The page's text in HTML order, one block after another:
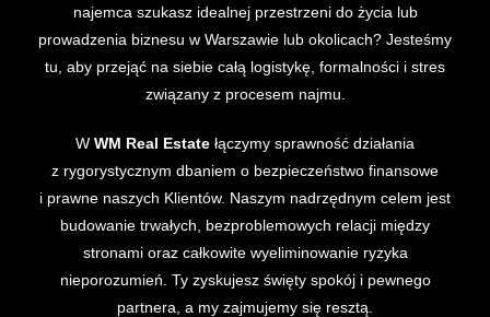
najemca szukasz idealnej przestrzeni do życia lub
prowadzenia biznesu w Warszawie lub okolicach? Jesteśmy
tu, aby przejąć na siebie całą logistykę, formalności i stres
związany z procesem najmu.
W WM Real Estate łączymy sprawność działania
z rygorystycznym dbaniem o bezpieczeństwo finansowe
i prawne naszych Klientów. Naszym nadrzędnym celem jest
budowanie trwałych, bezproblemowych relacji między
stronami oraz całkowite wyeliminowanie ryzyka
nieporozumień. Ty zyskujesz święty spokój i pewnego
partnera, a my zajmujemy się resztą.